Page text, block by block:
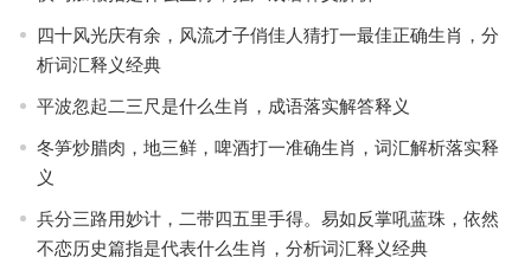
四十风光庆有余，风流才子俏佳人猜打一最佳正确生肖，分
析词汇释义经典
平波忽起二三尺是什么生肖，成语落实解答释义
冬笋炒腊肉，地三鲜，啤酒打一准确生肖，词汇解析落实释
义
兵分三路用妙计，二带四五里手得。易如反掌吼蓝珠，依然
不恋历史篇指是代表什么生肖，分析词汇释义经典